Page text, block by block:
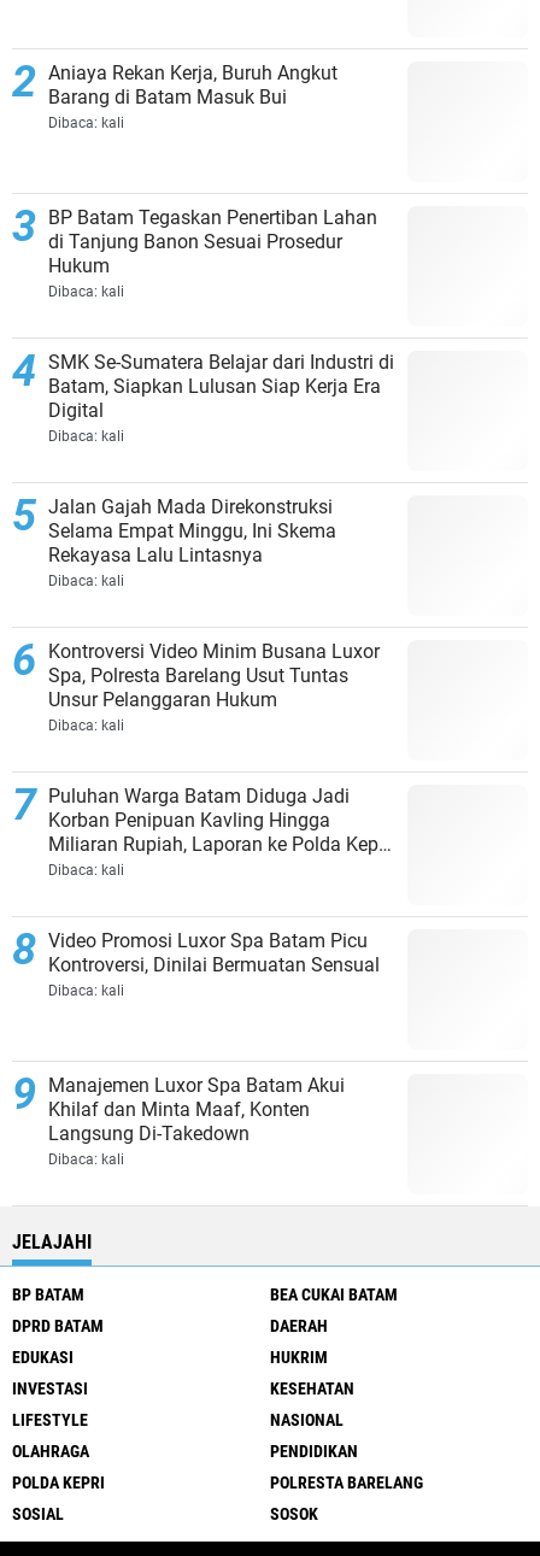
Aniaya Rekan Kerja, Buruh Angkut
Barang di Batam Masuk Bui
Dibaca: kali
BP Batam Tegaskan Penertiban Lahan
di Tanjung Banon Sesuai Prosedur
Hukum
Dibaca: kali
SMK Se-Sumatera Belajar dari Industri di
Batam, Siapkan Lulusan Siap Kerja Era
Digital
Dibaca: kali
Jalan Gajah Mada Direkonstruksi
Selama Empat Minggu, Ini Skema
Rekayasa Lalu Lintasnya
Dibaca: kali
Kontroversi Video Minim Busana Luxor
Spa, Polresta Barelang Usut Tuntas
Unsur Pelanggaran Hukum
Dibaca: kali
Puluhan Warga Batam Diduga Jadi
Korban Penipuan Kavling Hingga
Miliaran Rupiah, Laporan ke Polda Kepri
Jalan di Tempat?
Dibaca: kali
Video Promosi Luxor Spa Batam Picu
Kontroversi, Dinilai Bermuatan Sensual
Dibaca: kali
Manajemen Luxor Spa Batam Akui
Khilaf dan Minta Maaf, Konten
Langsung Di-Takedown
Dibaca: kali
JELAJAHI
BP BATAM
BEA CUKAI BATAM
DPRD BATAM
DAERAH
EDUKASI
HUKRIM
INVESTASI
KESEHATAN
LIFESTYLE
NASIONAL
OLAHRAGA
PENDIDIKAN
POLDA KEPRI
POLRESTA BARELANG
SOSIAL
SOSOK